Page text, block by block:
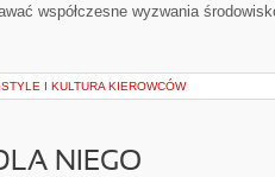
współczesne wyzwania
I KULTURA KIEROWCÓW
NIEGO